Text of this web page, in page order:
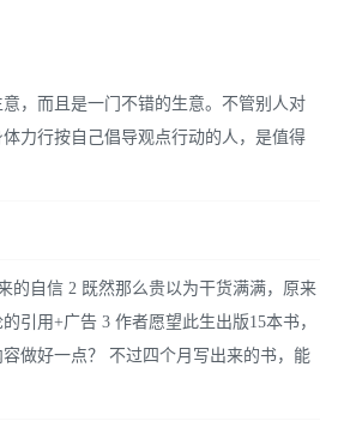
，而且是一门不错的生意。不管别人对
力行按自己倡导观点行动的人，是值得
的自信 2 既然那么贵以为干货满满，原来
引用+广告 3 作者愿望此生出版15本书，
做好一点？ 不过四个月写出来的书，能